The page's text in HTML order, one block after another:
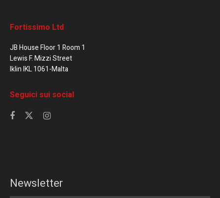
Fortissimo Ltd
JB House Floor 1 Room 1
Lewis F. Mizzi Street
Iklin IKL 1061-Malta
Seguici sui social
Newsletter